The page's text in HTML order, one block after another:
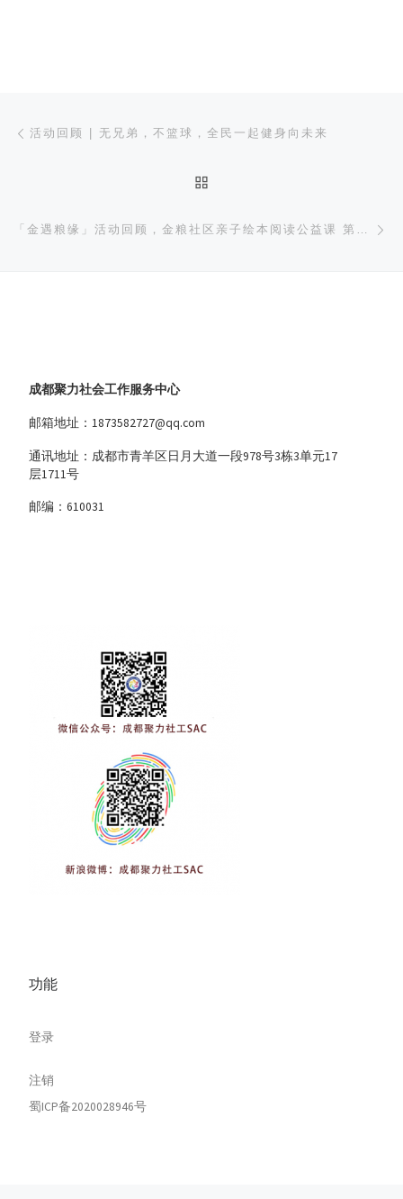
文章导航
活动回顾 | 无兄弟，不篮球，全民一起健身向未来
「金遇粮缘」活动回顾，金粮社区亲子绘本阅读公益课 第2期
成都聚力社会工作服务中心
邮箱地址：1873582727@qq.com
通讯地址：成都市青羊区日月大道一段978号3栋3单元17
层1711号
邮编：610031
功能
登录
注销
蜀ICP备2020028946号